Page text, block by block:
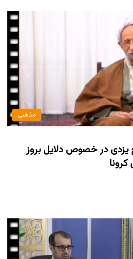
مذهبی
در خصوص دلایل بروز